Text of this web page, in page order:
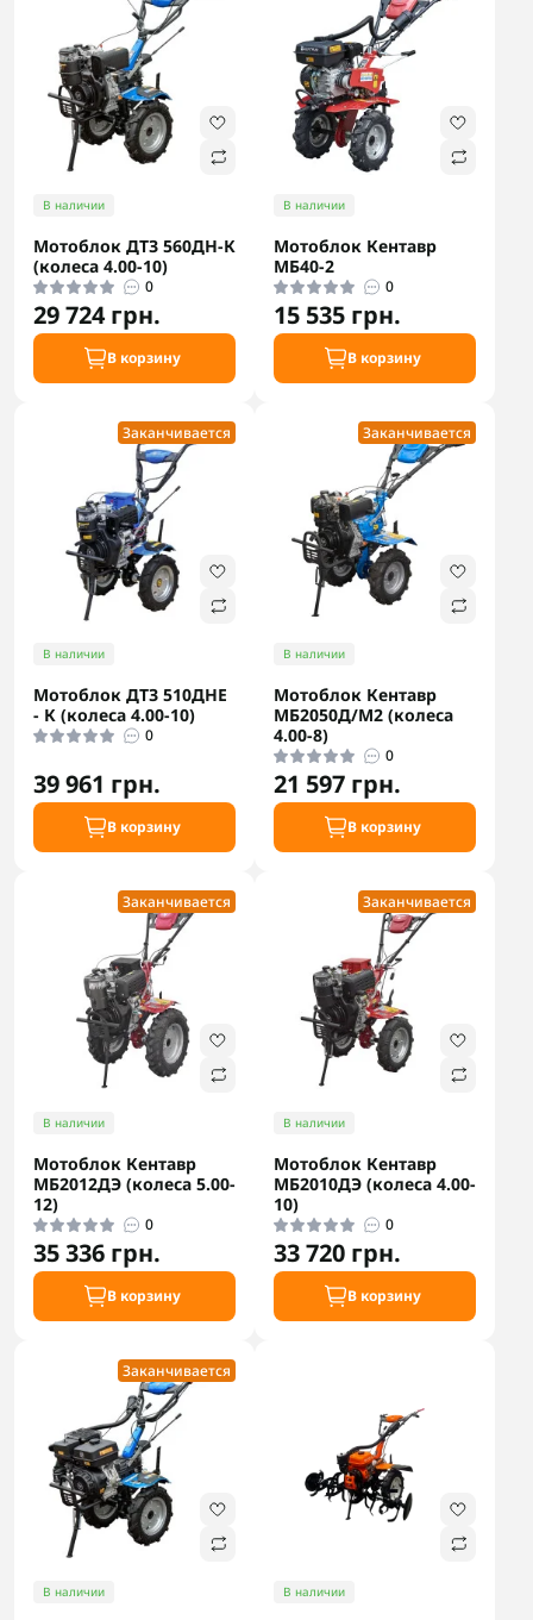
В наличии
Мотоблок ДТЗ 560ДН-К
(колеса 4.00-10)
0
29 724 грн.
В корзину
В наличии
Мотоблок Кентавр
МБ40-2
0
15 535 грн.
В корзину
Заканчивается
В наличии
Мотоблок ДТЗ 510ДНЕ
- К (колеса 4.00-10)
0
39 961 грн.
В корзину
Заканчивается
В наличии
Мотоблок Кентавр
МБ2050Д/М2 (колеса
4.00-8)
0
21 597 грн.
В корзину
Заканчивается
В наличии
Мотоблок Кентавр
МБ2012ДЭ (колеса 5.00-
12)
0
35 336 грн.
В корзину
Заканчивается
В наличии
Мотоблок Кентавр
МБ2010ДЭ (колеса 4.00-
10)
0
33 720 грн.
В корзину
Заканчивается
В наличии В наличии